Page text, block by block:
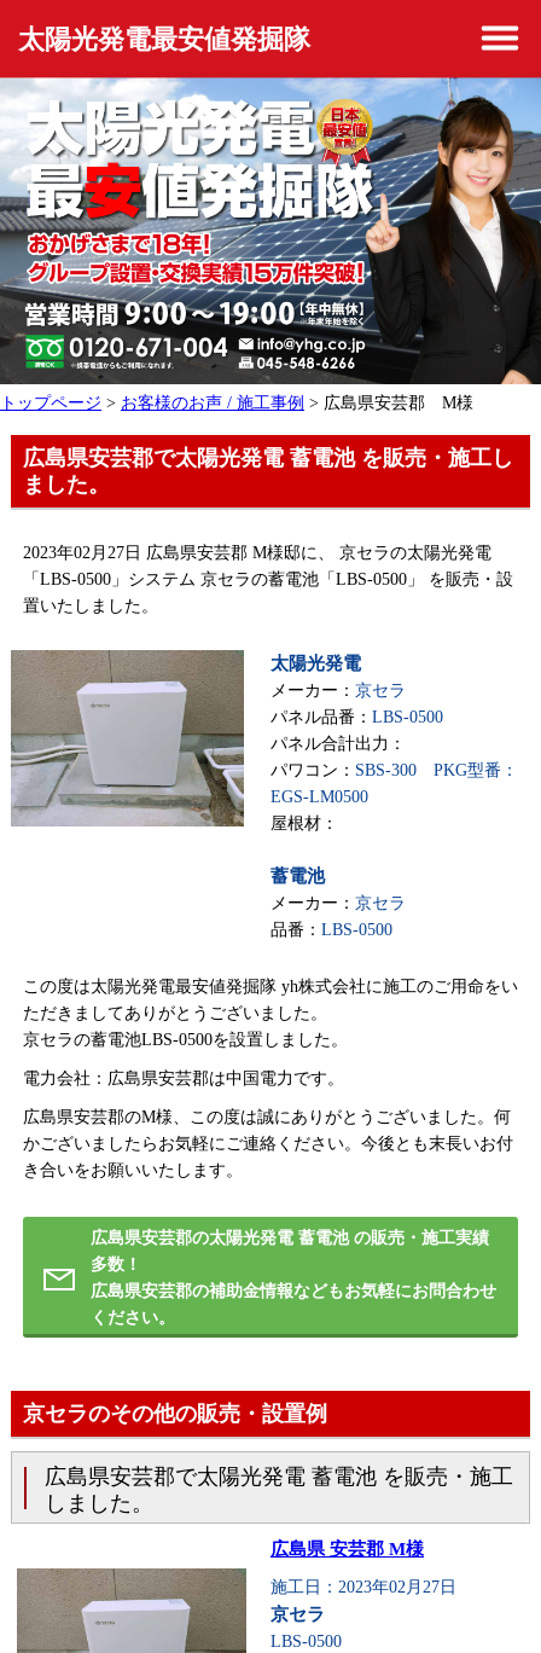
太陽光発電最安値発掘隊
トップページ > お客様のお声 / 施工事例 > 広島県安芸郡 M様
広島県安芸郡で太陽光発電 蓄電池 を販売・施工し
ました。
2023年02月27日 広島県安芸郡 M様邸に、 京セラの太陽光発電
「LBS-0500」システム 京セラの蓄電池「LBS-0500」 を販売・設
置いたしました。
太陽光発電
メーカー： 京セラ
パネル品番： LBS-0500
パネル合計出力：
パワコン： SBS-300 PKG型番：
EGS‐LM0500
屋根材：
蓄電池
メーカー： 京セラ
品番： LBS-0500
この度は太陽光発電最安値発掘隊 yh株式会社に施工のご用命をい
ただきましてありがとうございました。
京セラの蓄電池LBS-0500を設置しました。
電力会社：広島県安芸郡は中国電力です。
広島県安芸郡のM様、この度は誠にありがとうございました。何
かございましたらお気軽にご連絡ください。今後とも末長いお付
き合いをお願いいたします。
広島県安芸郡の太陽光発電 蓄電池 の販売・施工実績
多数！
広島県安芸郡の補助金情報などもお気軽にお問合わせ
ください。
京セラのその他の販売・設置例
広島県安芸郡で太陽光発電 蓄電池 を販売・施工
しました。
広島県 安芸郡 M様
施工日：2023年02月27日
京セラ
LBS-0500